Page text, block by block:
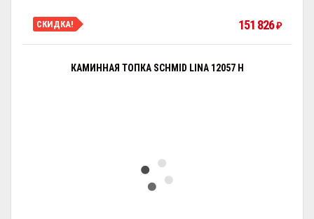
СКИДКА! 151 826₽
КАМИННАЯ ТОПКА SCHMID LINA 12057 H